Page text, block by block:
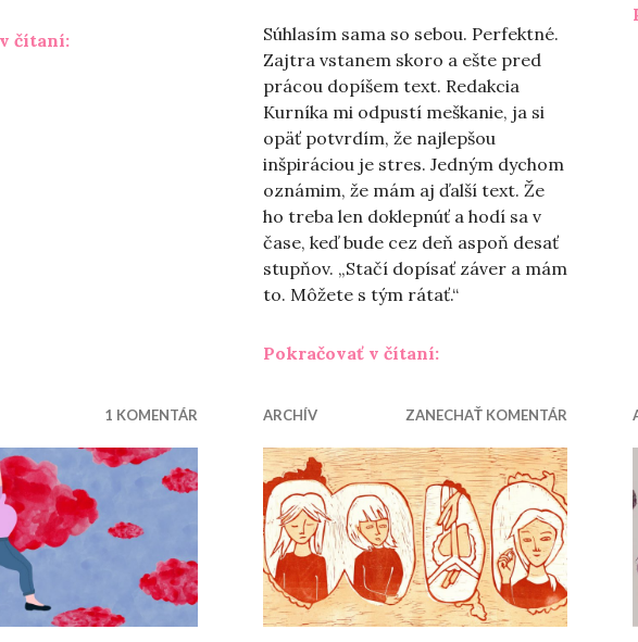
čítaní:„Chytiť skalu, pustiť strach“Súhlasím sama so sebou. Perfektné.
Zajtra vstanem skoro a ešte pred
prácou dopíšem text. Redakcia
Kurníka mi odpustí meškanie, ja si
opäť potvrdím, že najlepšou
inšpiráciou je stres. Jedným dychom
oznámim, že mám aj ďalší text. Že
ho treba len doklepnúť a hodí sa v
čase, keď bude cez deň aspoň desať
stupňov. „Stačí dopísať záver a mám
to. Môžete s tým rátať.“
Pokračovať v čítaní:„Dni v pohybe“
1 KOMENTÁR ARCHÍV ZANECHAŤ KOMENTÁR